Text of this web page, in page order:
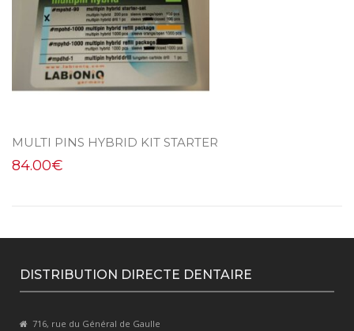
MULTI PINS HYBRID KIT STARTER
84.00€
DISTRIBUTION DIRECTE DENTAIRE
716, rue du Général de Gaulle